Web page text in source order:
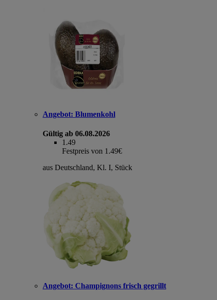
Angebot: Blumenkohl
Gültig ab 06.08.2026
1.49
Festpreis von 1.49€
aus Deutschland, Kl. I, Stück
Angebot: Champignons frisch gegrillt